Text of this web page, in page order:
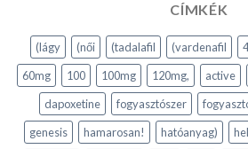
CÍMKÉK
(lágy (női (tadalafil (vardenafil
60mg
100 100mg 120mg, active
dapoxetine
fogyasztószer
genesis
hamarosan! hatóanyag)